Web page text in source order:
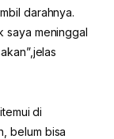
darahnya.
saya meninggal
di
belum bisa